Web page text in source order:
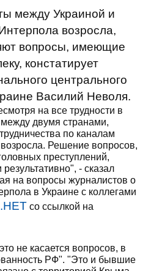
между Украиной и
возросла,
вопросы, имеющие
констатирует
центрального
Василий Неволя.
на все трудности в
двумя странами,
по каналам
Решение вопросов,
преступлений,
- сказал
на вопросы журналистов о
в Украине с коллегами
со ссылкой на
не касается вопросов, в
РФ". "Это и бывшие